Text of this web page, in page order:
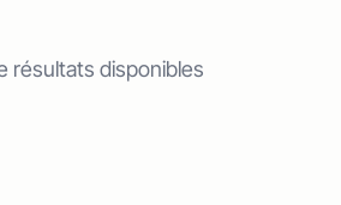
résultats disponibles